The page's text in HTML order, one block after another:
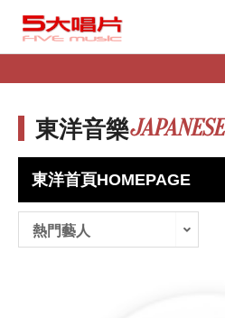
東洋音樂JAPANESE
東洋首頁HOMEPAGE
熱門藝人